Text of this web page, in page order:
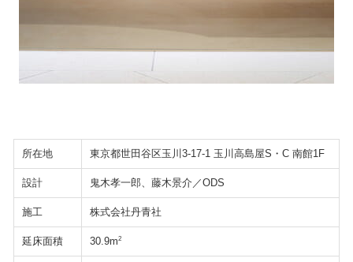
所在地 東京都世田谷区玉川3-17-1 玉川高島屋S・C 南館1F
設計 鬼木孝一郎、藤木景介／ODS
施工 株式会社丹青社
延床面積 30.9m2